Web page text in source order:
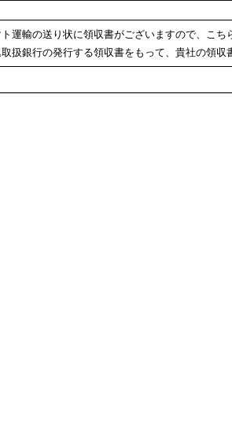
運輸の送り状に領収書がございますので、こち
扱銀行の発行する領収書をもって、貴社の領収